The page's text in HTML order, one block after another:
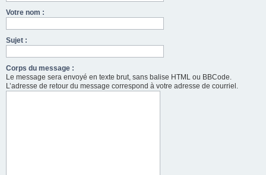
Votre nom :
Sujet :
Corps du message :
Le message sera envoyé en texte brut, sans balise HTML ou BBCode.
L’adresse de retour du message correspond à votre adresse de courriel.